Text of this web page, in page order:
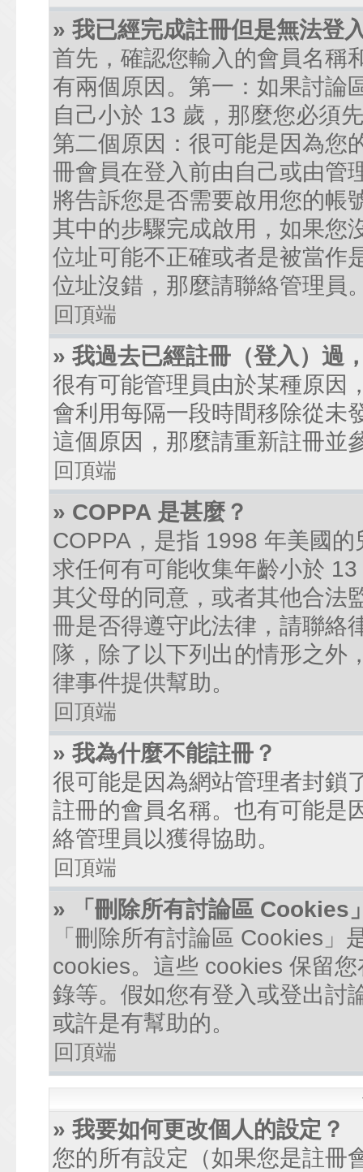
» 我已經完成註冊但是無法登
首先，確認您輸入的會員名稱
有兩個原因。第一：如果討論
自己小於 13 歲，那麼您必須
第二個原因：很可能是因為您
冊會員在登入前由自己或由管
將告訴您是否需要啟用您的帳
其中的步驟完成啟用，如果您
位址可能不正確或者是被當作
位址沒錯，那麼請聯絡管理員
回頂端
» 我過去已經註冊（登入）過
很有可能管理員由於某種原因
會利用每隔一段時間移除從未
這個原因，那麼請重新註冊並
回頂端
» COPPA 是甚麼？
COPPA，是指 1998 年美國
求任何有可能收集年齡小於
其父母的同意，或者其他合法
冊是否得遵守此法律，請聯絡
隊，除了以下列出的情形之外
律事件提供幫助。
回頂端
» 我為什麼不能註冊？
很可能是因為網站管理者封鎖
註冊的會員名稱。也有可能是
絡管理員以獲得協助。
回頂端
» 「刪除所有討論區 Cookies
「刪除所有討論區 Cookies
cookies。這些 cookies 保留
錄等。假如您有登入或登出討
或許是有幫助的。
回頂端
» 我要如何更改個人的設定？
您的所有設定（如果您是註冊